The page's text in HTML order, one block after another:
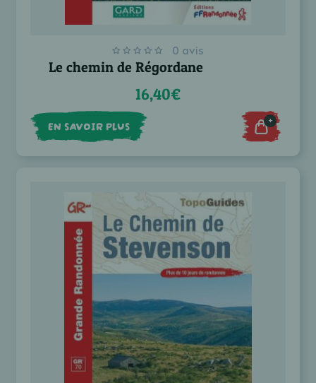
0 avis
Le chemin de Régordane
16,40€
EN SAVOIR PLUS +